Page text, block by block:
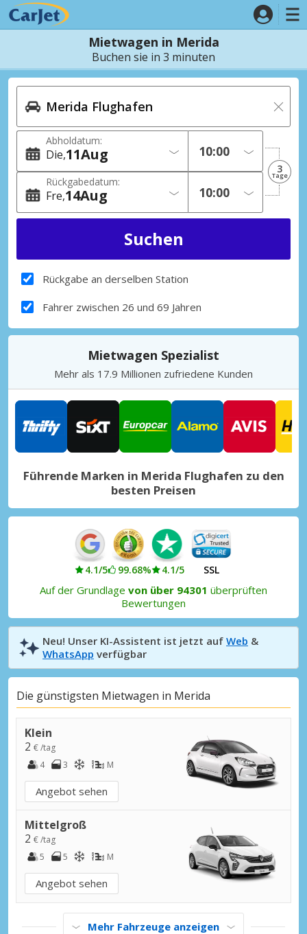
Mietwagen in Merida
Buchen sie in 3 minuten
Abholdatum:
Die 11Aug
Rückgabedatum:
Fre 14Aug
3
Tage
Rückgabe an derselben Station
Fahrer zwischen 26 und 69 Jahren
Mietwagen Spezialist
Mehr als 17.9 Millionen zufriedene Kunden
Führende Marken in Merida Flughafen zu den
besten Preisen
4.1/5 99.68% 4.1/5 SSL
Auf der Grundlage von über 94301 überprüften
Bewertungen
Neu! Unser KI-Assistent ist jetzt auf Web &
WhatsApp verfügbar
Die günstigsten Mietwagen in Merida
Klein
2 € /tag
4
3 M
Angebot sehen
Mittelgroß
2 € /tag
5
5 M
Angebot sehen
Mehr Fahrzeuge anzeigen